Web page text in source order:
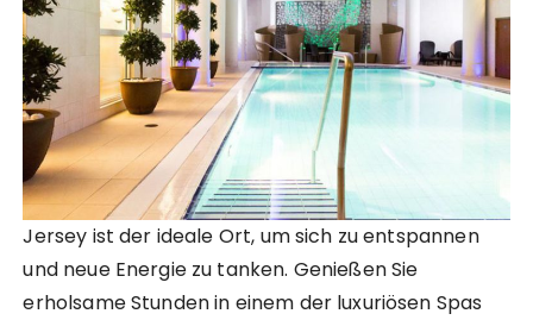
Jersey ist der ideale Ort, um sich zu entspannen
und neue Energie zu tanken. Genießen Sie
erholsame Stunden in einem der luxuriösen Spas